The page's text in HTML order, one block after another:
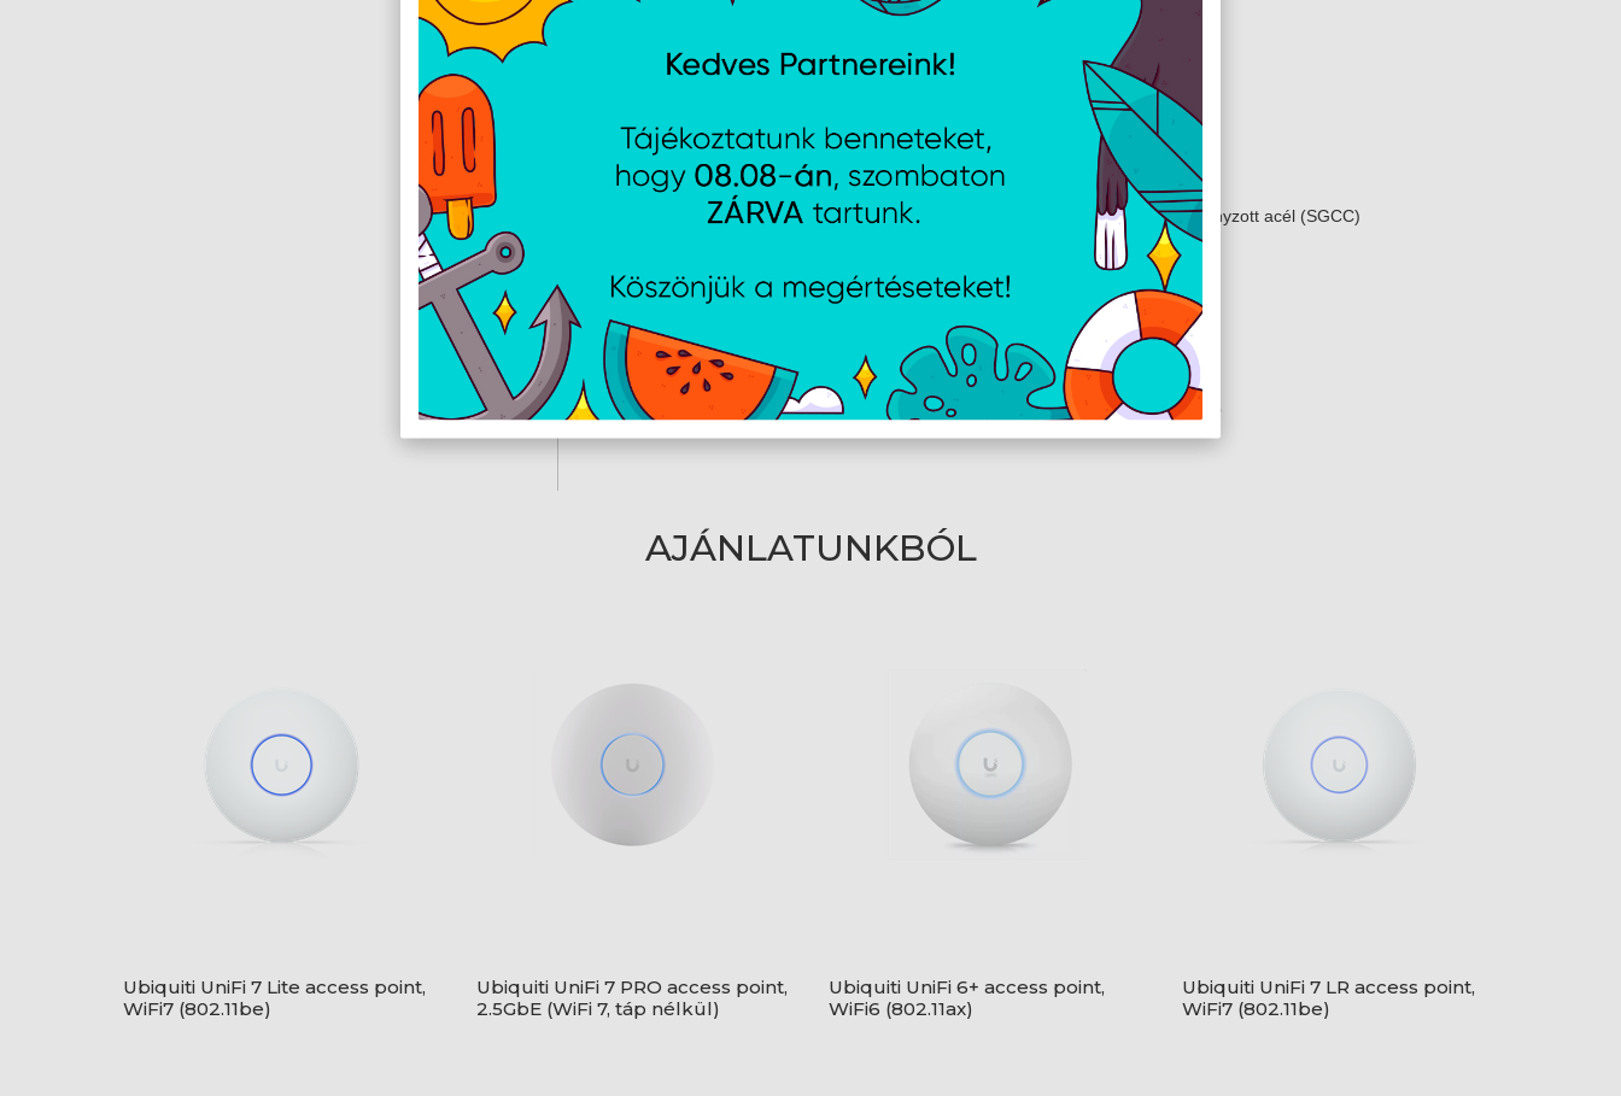
Dinamikusan RADIUS által hozzárendelt VLAN
Hardver
Hálózati interfész
(1) 2.5 GbE RJ45 port
313 g (11 uncia)
Kezelés
Ethernet
Burkolat anyaga
UV-stabilizált polikarbonát
Rögzítés anyaga
UV-stabilizált polikarbonát, horganyzott acél (SGCC)
-30-tól 40° C-ig (-22-től 104° F-ig)
Üzemeltetési páratartalom
5-95% nem lecsapódó
NDAA megfelelőség
Igen
CE, FCC, IC, Anatel
Szoftver
Alkalmazáskövetelmények
UniFi Network
Verzió 9.0.114 és újabb
Mobil alkalmazás
iOS™ verzió 10.20.2 és újabb
Android™ verzió 10.21.7 és újabb
AJÁNLATUNKBÓL
Ubiquiti UniFi 7 Lite access point,
WiFi7 (802.11be)
Ubiquiti UniFi 7 PRO access point,
2.5GbE (WiFi 7, táp nélkül)
Ubiquiti UniFi 6+ access point,
WiFi6 (802.11ax)
Ubiquiti UniFi 7 LR access point,
WiFi7 (802.11be)